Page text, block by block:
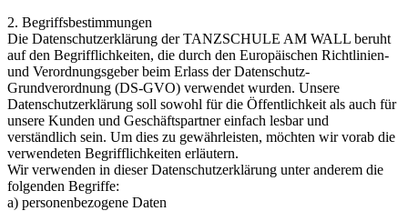
2. Begriffsbestimmungen
Die Datenschutzerklärung der TANZSCHULE AM WALL beruht
auf den Begrifflichkeiten, die durch den Europäischen Richtlinien-
und Verordnungsgeber beim Erlass der Datenschutz-
Grundverordnung (DS-GVO) verwendet wurden. Unsere
Datenschutzerklärung soll sowohl für die Öffentlichkeit als auch für
unsere Kunden und Geschäftspartner einfach lesbar und
verständlich sein. Um dies zu gewährleisten, möchten wir vorab die
verwendeten Begrifflichkeiten erläutern.
Wir verwenden in dieser Datenschutzerklärung unter anderem die
folgenden Begriffe:
a) personenbezogene Daten